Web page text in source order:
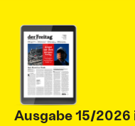
Ausgabe 15/2026